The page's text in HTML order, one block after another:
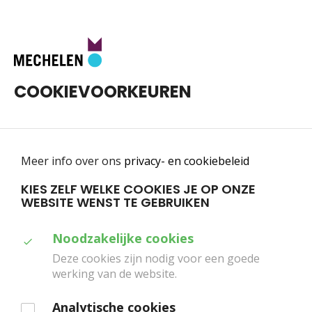
Home Programma Iphigenia
IPHIGENIA
COOKIEVOORKEUREN
Meer info over ons privacy- en cookiebeleid
KIES ZELF WELKE COOKIES JE OP ONZE
WEBSITE WENST TE GEBRUIKEN
Duid
welke
cookies
Noodzakelijke cookies
Deze cookies zijn nodig voor een goede
werking van de website.
Analytische cookies